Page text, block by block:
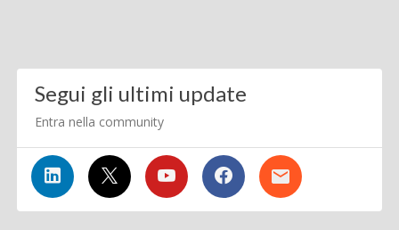
Segui gli ultimi update
Entra nella community